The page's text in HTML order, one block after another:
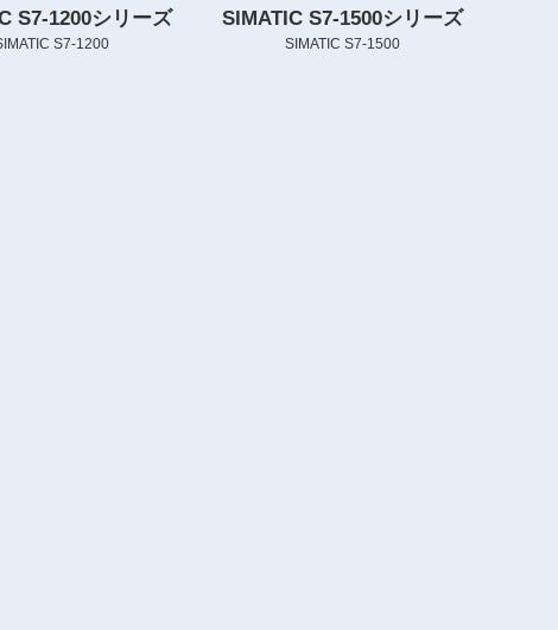
S7-1200シリーズ
S7-1200
SIMATIC S7-1500シリーズ
SIMATIC S7-1500